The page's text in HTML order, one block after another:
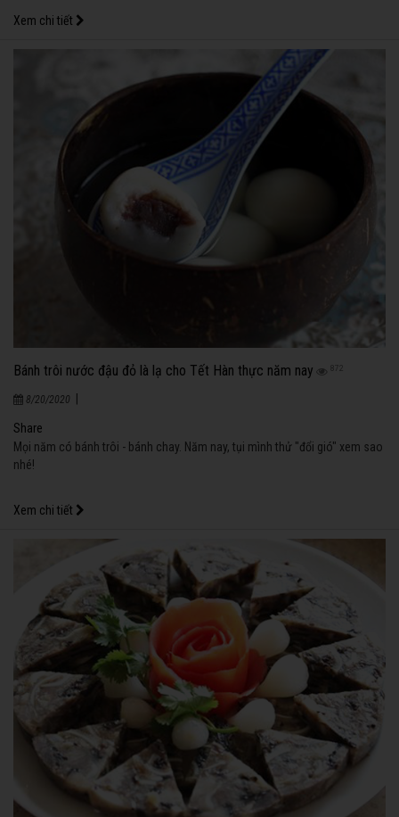
Xem chi tiết
Bánh trôi nước đậu đỏ là lạ cho Tết Hàn thực năm nay 872
8/20/2020
Share
Mọi năm có bánh trôi - bánh chay. Năm nay, tụi mình thử "đổi gió" xem sao
nhé!
Xem chi tiết